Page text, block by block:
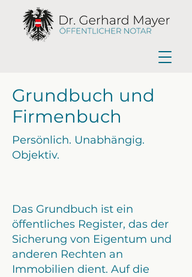
Grundbuch und
Firmenbuch
Persönlich. Unabhängig.
Objektiv.
Das Grundbuch ist ein
öffentliches Register, das der
Sicherung von Eigentum und
anderen Rechten an
Immobilien dient. Auf die